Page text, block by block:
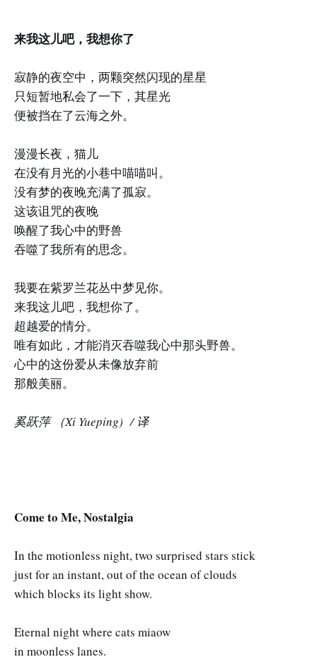
来我这儿吧，我想你了
寂静的夜空中，两颗突然闪现的星星
只短暂地私会了一下，其星光
便被挡在了云海之外。
漫漫长夜，猫儿
在没有月光的小巷中喵喵叫。
没有梦的夜晚充满了孤寂。
这该诅咒的夜晚
唤醒了我心中的野兽
吞噬了我所有的思念。
我要在紫罗兰花丛中梦见你。
来我这儿吧，我想你了。
超越爱的情分。
唯有如此，才能消灭吞噬我心中那头野兽。
心中的这份爱从未像放弃前
那般美丽。
奚跃萍 （Xi Yueping) / 译
Come to Me, Nostalgia
In the motionless night, two surprised stars stick
just for an instant, out of the ocean of clouds
which blocks its light show.
Eternal night where cats miaow
in moonless lanes.